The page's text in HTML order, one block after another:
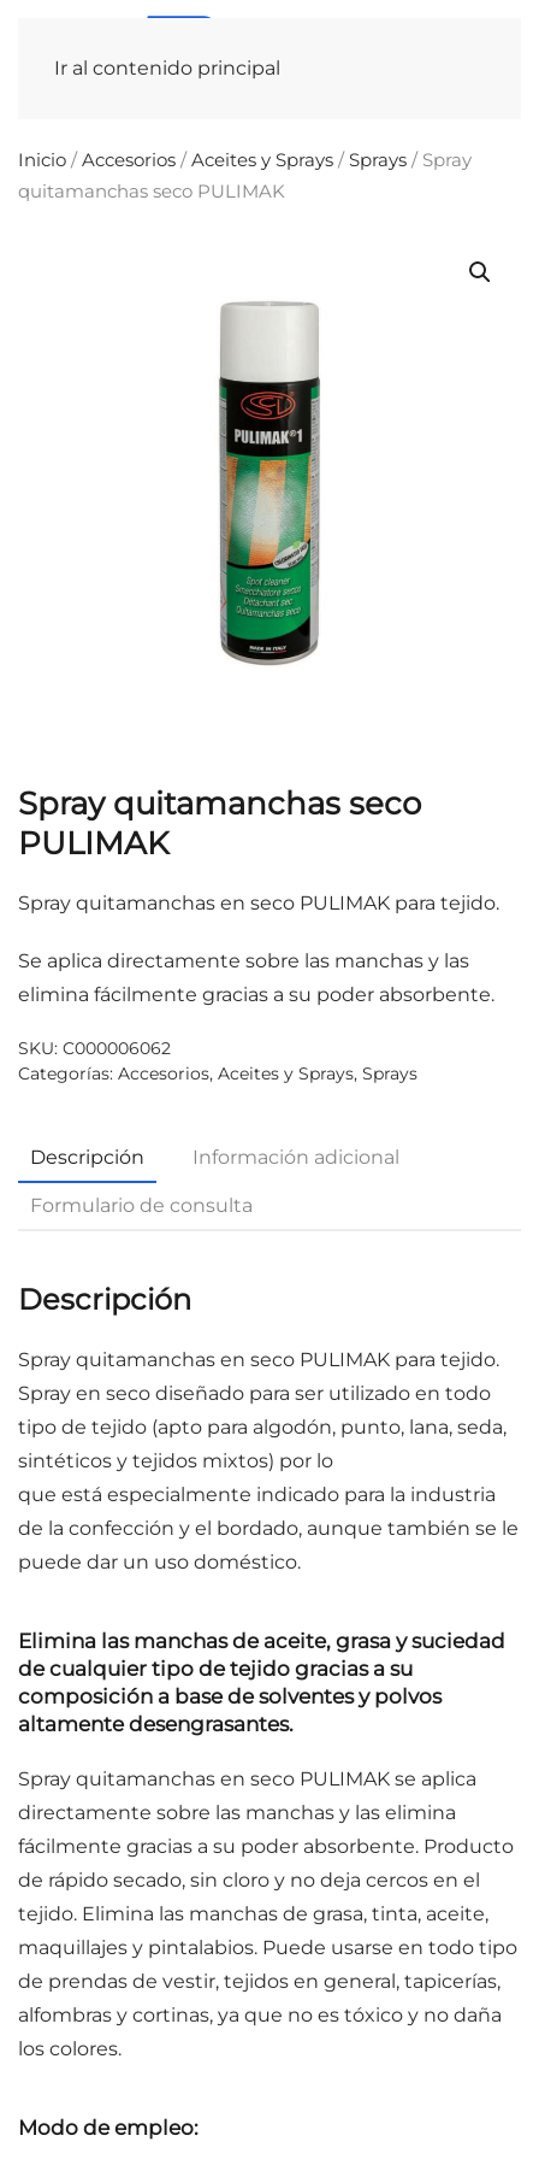
Ir al contenido principal
Inicio /Accesorios /Aceites y Sprays /Sprays / Spray
quitamanchas seco PULIMAK
Spray quitamanchas seco
PULIMAK
Spray quitamanchas en seco PULIMAK para tejido.
Se aplica directamente sobre las manchas y las
elimina fácilmente gracias a su poder absorbente.
SKU: C000006062
Categorías: Accesorios, Aceites y Sprays, Sprays
Descripción Información adicional
Formulario de consulta
Descripción
Spray quitamanchas en seco PULIMAK para tejido.
Spray en seco diseñado para ser utilizado en todo
tipo de tejido (apto para algodón, punto, lana, seda,
sintéticos y tejidos mixtos) por lo
que está especialmente indicado para la industria
de la confección y el bordado, aunque también se le
puede dar un uso doméstico.
Elimina las manchas de aceite, grasa y suciedad
de cualquier tipo de tejido gracias a su
composición a base de solventes y polvos
altamente desengrasantes.
Spray quitamanchas en seco PULIMAK se aplica
directamente sobre las manchas y las elimina
fácilmente gracias a su poder absorbente. Producto
de rápido secado, sin cloro y no deja cercos en el
tejido. Elimina las manchas de grasa, tinta, aceite,
maquillajes y pintalabios. Puede usarse en todo tipo
de prendas de vestir, tejidos en general, tapicerías,
alfombras y cortinas, ya que no es tóxico y no daña
los colores.
Modo de empleo: